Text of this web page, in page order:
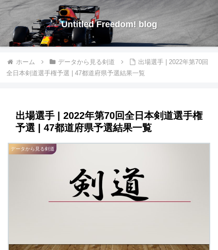
Untitled Freedom! blog
ホーム データから見る剣道
出場選手 | 2022年第70回
全日本剣道選手権予選 | 47都道府県予選結果一覧
出場選手 | 2022年第70回全日本剣道選手権
予選 | 47都道府県予選結果一覧
データから見る剣道